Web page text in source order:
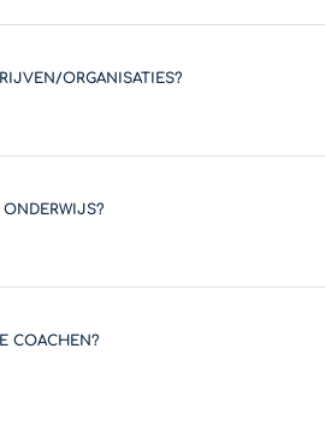
ORGANISATIES?
COACHEN?